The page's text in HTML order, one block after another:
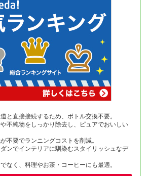
と直接接続するため、ボトル交換不要。
不純物をしっかり除去し、ピュアでおいしい
不要でランニングコストを削減。
ンでインテリアに馴染むスタイリッシュなデ
なく、料理やお茶・コーヒーにも最適。